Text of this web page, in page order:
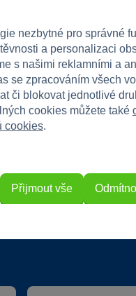
je univerzální
nezbytné pro správné
a personalizaci
s našimi reklamními a
se zpracováním všech
či blokovat jednotlivé
cookies můžete také
cookies.
Přijmout vše